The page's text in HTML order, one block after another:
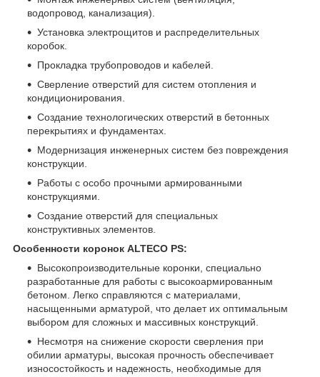
водопровод, канализация).
Установка электрощитов и распределительных
коробок.
Прокладка трубопроводов и кабелей.
Сверление отверстий для систем отопления и
кондиционирования.
Создание технологических отверстий в бетонных
перекрытиях и фундаментах.
Модернизация инженерных систем без повреждения
конструкции.
Работы с особо прочными армированными
конструкциями.
Создание отверстий для специальных
конструктивных элементов.
Особенности коронок ALTECO PS:
Высокопроизводительные коронки, специально
разработанные для работы с высокоармированным
бетоном. Легко справляются с материалами,
насыщенными арматурой, что делает их оптимальным
выбором для сложных и массивных конструкций.
Несмотря на снижение скорости сверления при
обилии арматуры, высокая прочность обеспечивает
износостойкость и надежность, необходимые для